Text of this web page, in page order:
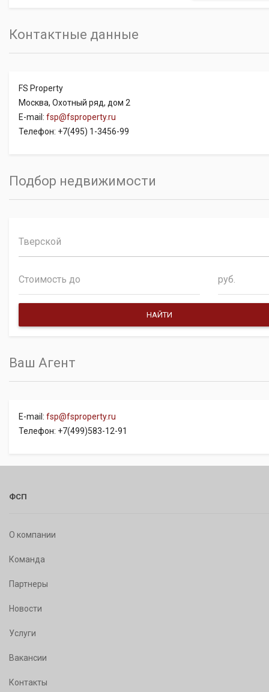
Контактные данные
FS Property
Москва, Охотный ряд, дом 2
E-mail: fsp@fsproperty.ru
Телефон: +7(495) 1-3456-99
Подбор недвижимости
Тверской
руб.
Ваш Агент
E-mail: fsp@fsproperty.ru
Телефон: +7(499)583-12-91
ФСП
О компании
Команда
Партнеры
Новости
Услуги
Вакансии
Контакты